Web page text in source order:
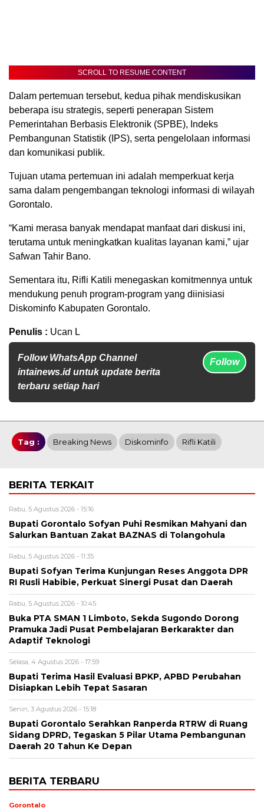
SCROLL TO RESUME CONTENT
Dalam pertemuan tersebut, kedua pihak mendiskusikan
beberapa isu strategis, seperti penerapan Sistem
Pemerintahan Berbasis Elektronik (SPBE), Indeks
Pembangunan Statistik (IPS), serta pengelolaan informasi
dan komunikasi publik.
Tujuan utama pertemuan ini adalah memperkuat kerja
sama dalam pengembangan teknologi informasi di wilayah
Gorontalo.
“Kami merasa banyak mendapat manfaat dari diskusi ini,
terutama untuk meningkatkan kualitas layanan kami,” ujar
Safwan Tahir Bano.
Sementara itu, Rifli Katili menegaskan komitmennya untuk
mendukung penuh program-program yang diinisiasi
Diskominfo Kabupaten Gorontalo.
Penulis : Ucan L
Follow WhatsApp Channel
intainews.id untuk update berita
terbaru setiap hari
Follow
Tag : Breaking News Diskominfo Rifli Katili
BERITA TERKAIT
Rabu, 5 Agustus 2026 - 15:16
Bupati Gorontalo Sofyan Puhi Resmikan Mahyani dan
Salurkan Bantuan Zakat BAZNAS di Tolangohula
Rabu, 5 Agustus 2026 - 11:35
Bupati Sofyan Terima Kunjungan Reses Anggota DPR
RI Rusli Habibie, Perkuat Sinergi Pusat dan Daerah
Rabu, 5 Agustus 2026 - 10:45
Buka PTA SMAN 1 Limboto, Sekda Sugondo Dorong
Pramuka Jadi Pusat Pembelajaran Berkarakter dan
Adaptif Teknologi
Selasa, 4 Agustus 2026 - 17:59
Bupati Terima Hasil Evaluasi BPKP, APBD Perubahan
Disiapkan Lebih Tepat Sasaran
Senin, 3 Agustus 2026 - 15:18
Bupati Gorontalo Serahkan Ranperda RTRW di Ruang
Sidang DPRD, Tegaskan 5 Pilar Utama Pembangunan
Daerah 20 Tahun Ke Depan
BERITA TERBARU
Gorontalo